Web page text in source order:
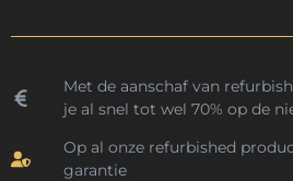
Met de aanschaf van
je al snel tot wel 70% op de
Op al onze refurbished
garantie